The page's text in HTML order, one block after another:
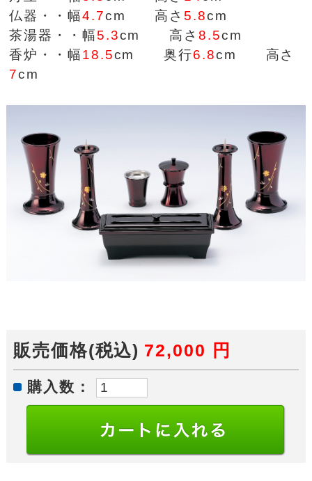
仏器・・幅4.7cm 高さ 5.8cm
茶湯器・・幅5.3cm 高さ8.5cm
香炉・・幅18.5cm 奥行6.8cm 高さ
7cm
販売価格(税込) 72,000 円
購入数：